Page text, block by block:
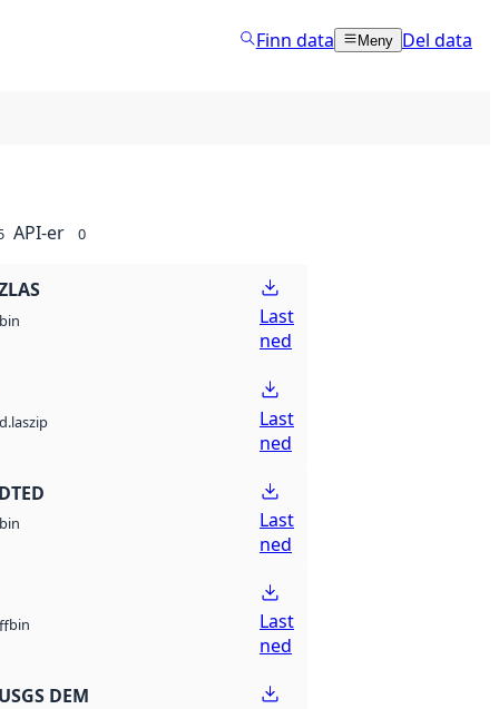
Finn data Meny Del data
API-er 0
bin
Last
ned
Last
ned
bin
Last
ned
bin
Last
ned
DEM